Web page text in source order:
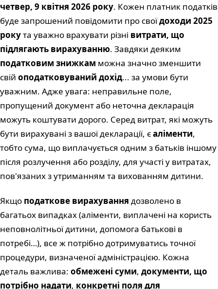
четвер, 9 квітня 2026 року. Кожен платник податків
буде запрошений повідомити про своїдоходи 2025
рокута уважно врахувати різні витрати, що
підлягають вирахуванню. Завдяки деяким
податковим знижкам можна значно зменшити
свій оподатковуваний дохід... за умови бути
уважним. Адже увага: неправильне поле,
пропущений документ або неточна декларація
можуть коштувати дорого. Серед витрат, які можуть
бути вирахувані з вашої декларації, єаліменти,
тобто сума, що виплачується одним з батьків іншому
після розлучення або розділу, для участі у витратах,
пов'язаних з утриманням та вихованням дитини.
Якщо податкове вирахування дозволено в
багатьох випадках (аліменти, виплачені на користь
неповнолітньої дитини, допомога батькові в
потребі…), все ж потрібно дотримуватись точної
процедури, визначеної адміністрацією. Кожна
деталь важлива: обмежені суми, документи, що
потрібно надати, конкретні поля для